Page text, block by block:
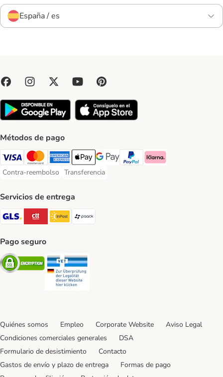
España / es
Métodos de pago
Visa Payment Method
Mastercard Payment Method
American Express Payment Method
Apple Pay Payment Method
Google Pay Payment Method
PayPal Payment Method
Klarna Payment Method
Contra-reembolso
Contra-reembolso Payment Method
Transferencia
Transferencia Payment Method
Servicios de entrega
GLS Shipping Method
CTTExpress Shipping Method
InPost Shipping Method
paack Shipping Method
Pago seguro
Security
Quiénes somos Empleo Corporate Website
Aviso Legal
Condiciones comerciales generales
DSA
Formulario de desistimiento
Contacto
Gastos de envío y plazo de entrega
Formas de pago